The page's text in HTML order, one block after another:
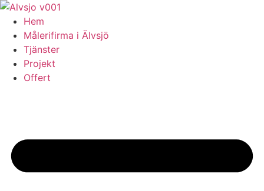
Skip
content
Hem
Målerifirma i Älvsjö
Tjänster
Projekt
Offert